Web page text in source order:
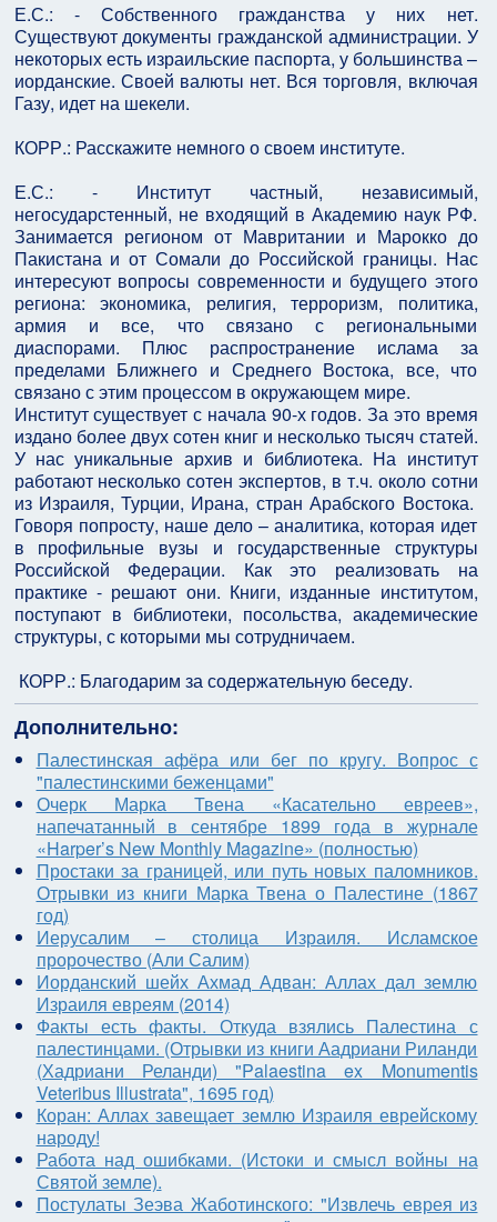
Е.С.: - Собственного гражданства у них нет.
Существуют документы гражданской администрации. У
некоторых есть израильские паспорта, у большинства –
иорданские. Своей валюты нет. Вся торговля, включая
Газу, идет на шекели.
КОРР.: Расскажите немного о своем институте.
Е.С.: - Институт частный, независимый,
негосударстенный, не входящий в Академию наук РФ.
Занимается регионом от Мавритании и Марокко до
Пакистана и от Сомали до Российской границы. Нас
интересуют вопросы современности и будущего этого
региона: экономика, религия, терроризм, политика,
армия и все, что связано с региональными
диаспорами. Плюс распространение ислама за
пределами Ближнего и Среднего Востока, все, что
связано с этим процессом в окружающем мире.
Институт существует с начала 90-х годов. За это время
издано более двух сотен книг и несколько тысяч статей.
У нас уникальные архив и библиотека. На институт
работают несколько сотен экспертов, в т.ч. около сотни
из Израиля, Турции, Ирана, стран Арабского Востока.
Говоря попросту, наше дело – аналитика, которая идет
в профильные вузы и государственные структуры
Российской Федерации. Как это реализовать на
практике - решают они. Книги, изданные институтом,
поступают в библиотеки, посольства, академические
структуры, с которыми мы сотрудничаем.
КОРР.: Благодарим за содержательную беседу.
Дополнительно:
Палестинская афёра или бег по кругу. Вопрос с
"палестинскими беженцами"
Очерк Марка Твена «Касательно евреев»,
напечатанный в сентябре 1899 года в журнале
«Harper’s New Monthly Magazine» (полностью)
Простаки за границей, или путь новых паломников.
Отрывки из книги Марка Твена о Палестине (1867
год)
Иерусалим – столица Израиля. Исламское
пророчество (Али Салим)
Иорданский шейх Ахмад Адван: Аллах дал землю
Израиля евреям (2014)
Факты есть факты. Откуда взялись Палестина с
палестинцами. (Отрывки из книги Аадриани Риланди
(Хадриани Реланди) "Palaestina ex Monumentis
Veteribus Illustrata", 1695 год)
Коран: Аллах завещает землю Израиля еврейскому
народу!
Работа над ошибками. (Истоки и смысл войны на
Святой земле).
Постулаты Зеэва Жаботинского: "Извлечь еврея из